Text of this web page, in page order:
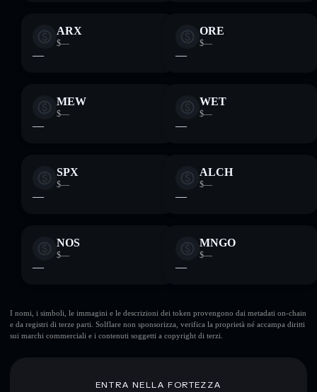
ARX
$—
—
ORE
$—
—
MEW
$—
—
WET
$—
—
SPX
$—
—
ALCH
$—
—
NOS
$—
—
MNGO
$—
—
I nomi, i simboli, le immagini e le descrizioni dei token provengono dai metadati on-chain
e da registri di terze parti. Solflare non sponsorizza, verifica la proprietà né accampa diritti
sui marchi commerciali e i contenuti soggetti a copyright di terzi.
ENTRA NELLA FORTEZZA